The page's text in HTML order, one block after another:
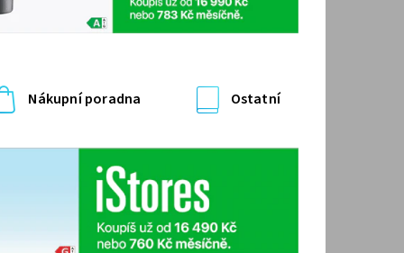
Nákupní poradna Ostatní